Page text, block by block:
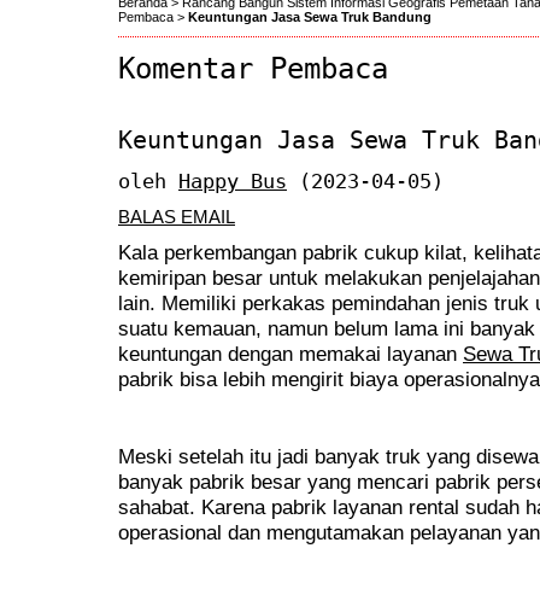
Pembaca > Keuntungan Jasa Sewa Truk Bandung
Komentar Pembaca
Keuntungan Jasa Sewa Truk
oleh Happy Bus (2023-04-05)
BALAS EMAIL
Kala perkembangan pabrik cukup kilat,
kemiripan besar untuk melakukan
lain. Memiliki perkakas pemindahan jenis
suatu kemauan, namun belum lama ini
keuntungan dengan memakai layanan Sewa
pabrik bisa lebih mengirit biaya
Meski setelah itu jadi banyak truk yang
banyak pabrik besar yang mencari pabrik
sahabat. Karena pabrik layanan rental sudah
operasional dan mengutamakan pelayanan